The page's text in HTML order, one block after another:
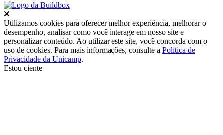
Utilizamos cookies para oferecer melhor experiência, melhorar o
desempenho, analisar como você interage em nosso site e
personalizar conteúdo. Ao utilizar este site, você concorda com o
uso de cookies. Para mais informações, consulte a Política de
Privacidade da Unicamp.
Estou ciente